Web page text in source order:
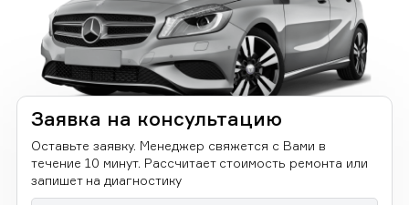
Заявка на консультацию
Оставьте заявку. Менеджер свяжется с Вами в
течение 10 минут. Рассчитает стоимость ремонта или
запишет на диагностику